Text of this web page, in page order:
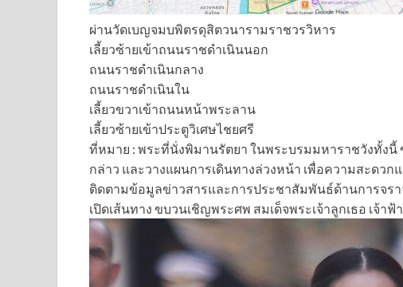
ผ่านวัดเบญจมบพิตรดุสิตวนารามราชวรวิหาร
เลี้ยวซ้ายเข้าถนนราชดำเนินนอก
ถนนราชดำเนินกลาง
ถนนราชดำเนินใน
เลี้ยวขวาเข้าถนนหน้าพระลาน
เลี้ยวซ้ายเข้าประตูวิเศษไชยศรี
ที่หมาย : พระที่นั่งพิมานรัตยา ในพระบรมมหาราชวังทั้งนี้
กล่าว และวางแผนการเดินทางล่วงหน้า เพื่อความสะดว
ติดตามข้อมูลข่าวสารและการประชาสัมพันธ์ด้านการจร
เปิดเส้นทาง ขบวนเชิญพระศพ สมเด็จพระเจ้าลูกเธอ เจ้า